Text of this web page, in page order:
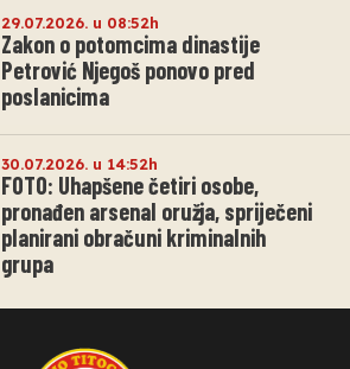
29.07.2026. u 08:52h
Zakon o potomcima dinastije
Petrović Njegoš ponovo pred
poslanicima
30.07.2026. u 14:52h
FOTO: Uhapšene četiri osobe,
pronađen arsenal oružja, spriječeni
planirani obračuni kriminalnih
grupa